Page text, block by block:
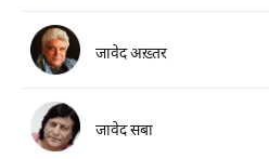
जावेद अख़्तर
जावेद सबा